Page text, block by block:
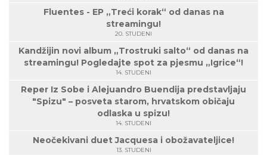
Fluentes - EP „Treći korak“ od danas na
streamingu!
20. STUDENI
Kandžijin novi album „Trostruki salto“ od danas na
streamingu! Pogledajte spot za pjesmu „Igrice“!
14. STUDENI
Reper Iz Sobe i Alejuandro Buendija predstavljaju
"Spizu" – posveta starom, hrvatskom običaju
odlaska u spizu!
14. STUDENI
Neočekivani duet Jacquesa i obožavateljice!
13. STUDENI